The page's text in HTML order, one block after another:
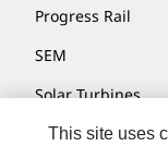
Progress Rail
SEM
Solar Turbines
SPM Oil & Gas
This site uses